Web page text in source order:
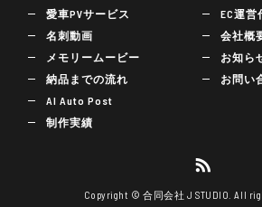
愛車PVサービス
名刺動画
メモリームービー
納品までの流れ
AI Auto Post
制作実績
EC運営
会社概
お知ら
お問い
Copyright © 合同会社 J STUDIO. All